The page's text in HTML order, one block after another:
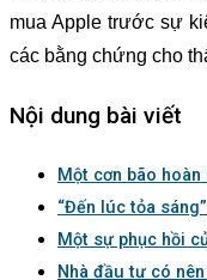
mua Apple trước sự
các bằng chứng cho
Nội dung bài viết
Một cơn bão hoàn
“Đến lúc tỏa sáng”
Một sự phục hồi
Nhà đầu tư có